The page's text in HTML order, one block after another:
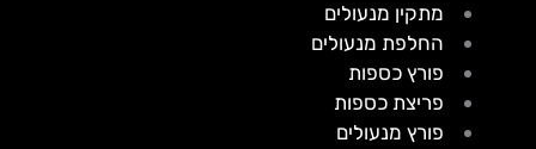
מתקין מנעולים
החלפת מנעולים
פורץ כספות
פריצת כספות
פורץ מנעולים